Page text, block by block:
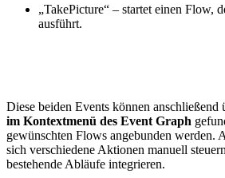
„TakePicture“ – startet einen Flow,
ausführt.
Diese beiden Events können anschließend
im Kontextmenü des Event Graph
gewünschten Flows angebunden werden.
sich verschiedene Aktionen manuell
bestehende Abläufe integrieren.